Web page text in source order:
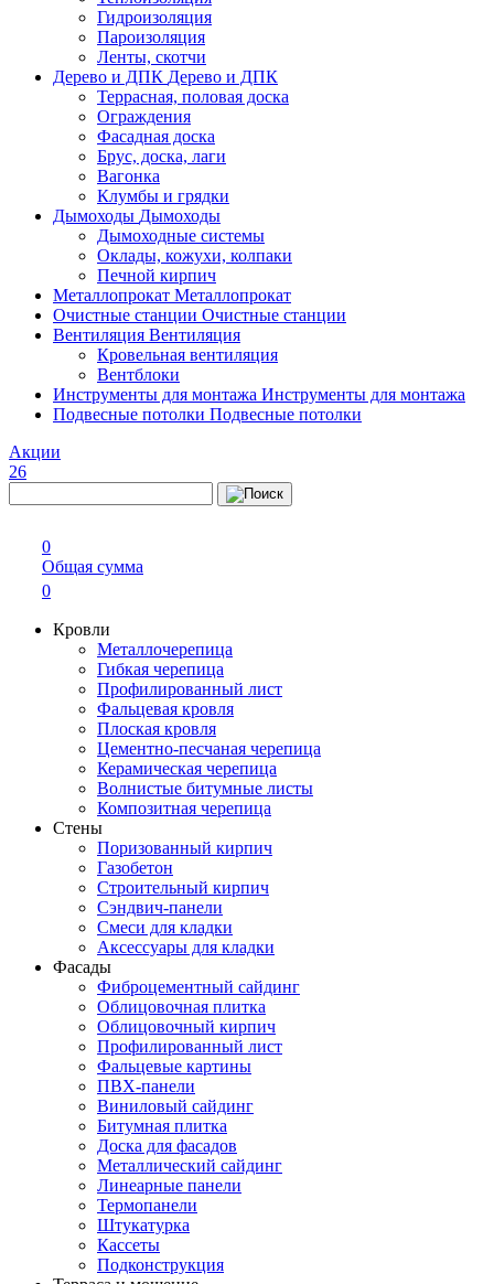
Гидроизоляция
Пароизоляция
Ленты, скотчи
Дерево и ДПК Дерево и ДПК
Террасная, половая доска
Ограждения
Фасадная доска
Брус, доска, лаги
Вагонка
Клумбы и грядки
Дымоходы Дымоходы
Дымоходные системы
Оклады, кожухи, колпаки
Печной кирпич
Металлопрокат Металлопрокат
Очистные станции Очистные станции
Вентиляция Вентиляция
Кровельная вентиляция
Вентблоки
Инструменты для монтажа Инструменты для монтажа
Подвесные потолки Подвесные потолки
Акции
26
0
Общая сумма
0
Кровли
Металлочерепица
Гибкая черепица
Профилированный лист
Фальцевая кровля
Плоская кровля
Цементно-песчаная черепица
Керамическая черепица
Волнистые битумные листы
Композитная черепица
Стены
Поризованный кирпич
Газобетон
Строительный кирпич
Сэндвич-панели
Смеси для кладки
Аксессуары для кладки
Фасады
Фиброцементный сайдинг
Облицовочная плитка
Облицовочный кирпич
Профилированный лист
Фальцевые картины
ПВХ-панели
Виниловый сайдинг
Битумная плитка
Доска для фасадов
Металлический сайдинг
Линеарные панели
Термопанели
Штукатурка
Кассеты
Подконструкция